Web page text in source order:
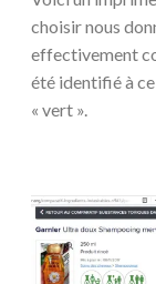
choisir nous
effectivement
été identifié à
« vert ».